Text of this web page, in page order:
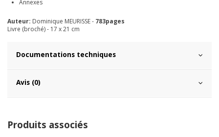
Annexes
Auteur: Dominique MEURISSE - 783pages
Livre (broché) - 17 x 21 cm
Documentations techniques
Avis (0)
Produits associés